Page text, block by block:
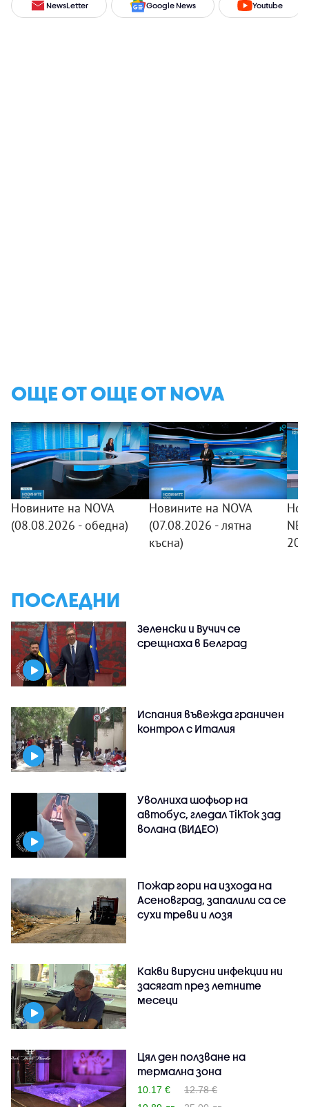
NewsLetter Google News Youtube
ОЩЕ ОТ ОЩЕ ОТ NOVA
Новините на NOVA
(08.08.2026 - обедна)
Новините на NOVA
(07.08.2026 - лятна
късна)
ПОСЛЕДНИ
Зеленски и Вучич се
срещнаха в Белград
Испания въвежда граничен
контрол с Италия
Уволниха шофьор на
автобус, гледал TikTok зад
волана (ВИДЕО)
Пожар гори на изхода на
Асеновград, запалили са се
сухи треви и лозя
Какви вирусни инфекции ни
засягат през летните
месеци
Цял ден ползване на
термална зона
10.17 €
12.78 €